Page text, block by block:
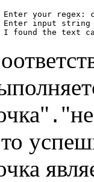
Enter your regex:
Enter input string
.